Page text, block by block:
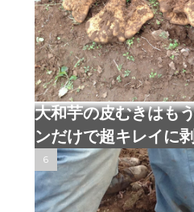
大和芋の皮むきはも
ンだけで超キレイに